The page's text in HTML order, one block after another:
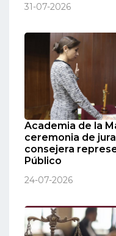
31-07-2026
Academia de la
ceremonia de
consejera
Público
24-07-2026